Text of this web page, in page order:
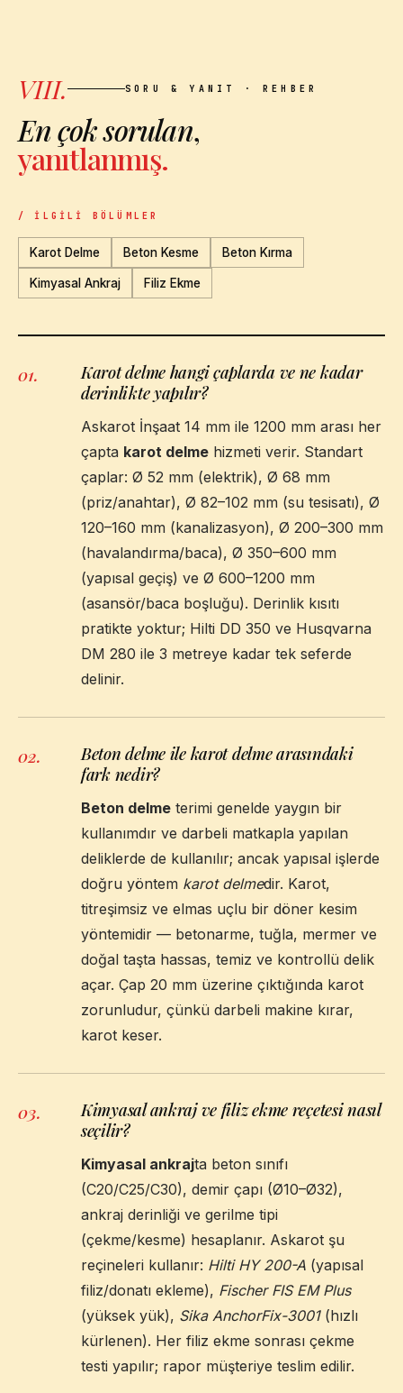
VIII. SORU & YANIT · REHBER
En çok sorulan,
yanıtlanmış.
/ İLGILI BÖLÜMLER
Karot Delme Beton Kesme Beton Kırma
Kimyasal Ankraj Filiz Ekme
01.
Karot delme hangi çaplarda ve ne kadar
derinlikte yapılır?
Askarot İnşaat 14 mm ile 1200 mm arası her
çapta karot delme hizmeti verir. Standart
çaplar: Ø 52 mm (elektrik), Ø 68 mm
(priz/anahtar), Ø 82–102 mm (su tesisatı), Ø
120–160 mm (kanalizasyon), Ø 200–300 mm
(havalandırma/baca), Ø 350–600 mm
(yapısal geçiş) ve Ø 600–1200 mm
(asansör/baca boşluğu). Derinlik kısıtı
pratikte yoktur; Hilti DD 350 ve Husqvarna
DM 280 ile 3 metreye kadar tek seferde
delinir.
02.
Beton delme ile karot delme arasındaki
fark nedir?
Beton delme terimi genelde yaygın bir
kullanımdır ve darbeli matkapla yapılan
deliklerde de kullanılır; ancak yapısal işlerde
doğru yöntem karot delmedir. Karot,
titreşimsiz ve elmas uçlu bir döner kesim
yöntemidir — betonarme, tuğla, mermer ve
doğal taşta hassas, temiz ve kontrollü delik
açar. Çap 20 mm üzerine çıktığında karot
zorunludur, çünkü darbeli makine kırar,
karot keser.
03.
Kimyasal ankraj ve filiz ekme reçetesi nasıl
seçilir?
Kimyasal ankrajta beton sınıfı
(C20/C25/C30), demir çapı (Ø10–Ø32),
ankraj derinliği ve gerilme tipi
(çekme/kesme) hesaplanır. Askarot şu
reçineleri kullanır: Hilti HY 200-A (yapısal
filiz/donatı ekleme), Fischer FIS EM Plus
(yüksek yük), Sika AnchorFix-3001(hızlı
kürlenen). Her filiz ekme sonrası çekme
testi yapılır; rapor müşteriye teslim edilir.